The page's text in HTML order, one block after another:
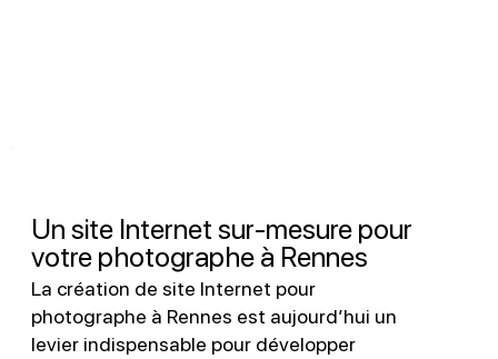
Un site Internet sur-mesure pour
votre photographe à Rennes
La création de site Internet pour
photographe à Rennes est aujourd’hui un
levier indispensable pour développer